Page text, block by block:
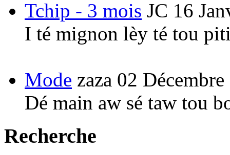
Tchip - 3 mois JC 16
I té mignon lèy té tou
Mode zaza 02
Dé main aw sé taw tou
Recherche